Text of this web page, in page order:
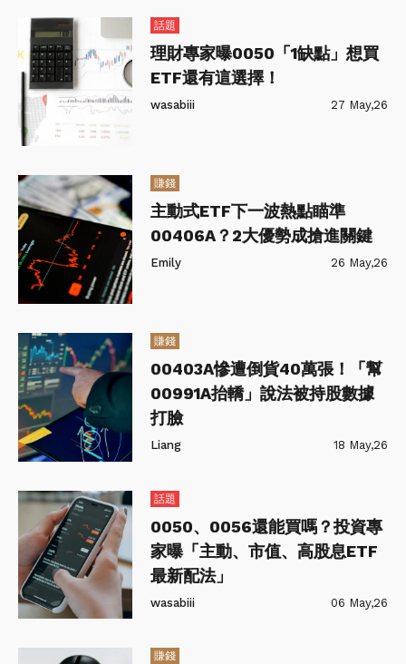
話題
理財專家曝0050「1缺點」想買
ETF還有這選擇！
wasabiii 27 May,26
賺錢
主動式ETF下一波熱點瞄準
00406A？2大優勢成搶進關鍵
Emily 26 May,26
賺錢
00403A慘遭倒貨40萬張！「幫
00991A抬轎」說法被持股數據
打臉
Liang 18 May,26
話題
0050、0056還能買嗎？投資專
家曝「主動、市值、高股息ETF
最新配法」
wasabiii 06 May,26
賺錢